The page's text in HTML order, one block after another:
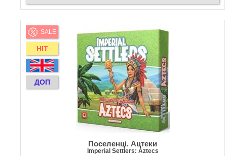
SALE
HIT
ДОП
Поселенці. Ацтеки
Imperial Settlers: Aztecs